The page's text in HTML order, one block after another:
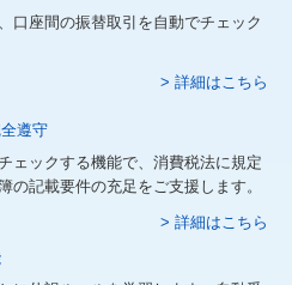
口座間の振替取引を自動でチェック
> 詳細はこちら
ェックする機能で、消費税法に規定
の記載要件の充足をご支援します。
> 詳細はこちら